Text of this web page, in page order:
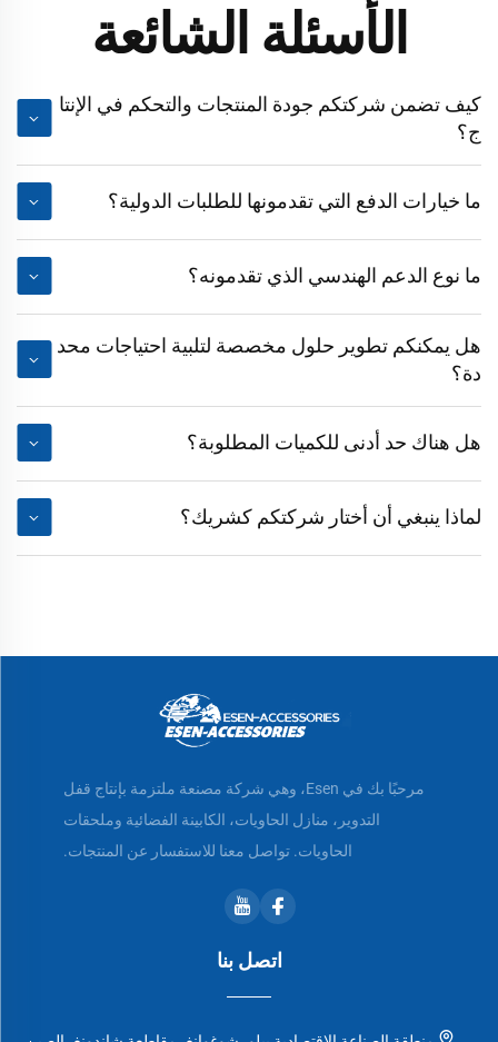
الأسئلة الشائعة
كيف تضمن شركتكم جودة المنتجات والتحكم في الإنتا
ج؟
ما خيارات الدفع التي تقدمونها للطلبات الدولية؟
ما نوع الدعم الهندسي الذي تقدمونه؟
هل يمكنكم تطوير حلول مخصصة لتلبية احتياجات محد
دة؟
هل هناك حد أدنى للكميات المطلوبة؟
لماذا ينبغي أن أختار شركتكم كشريك؟
مرحبًا بك في Esen، وهي شركة مصنعة ملتزمة بإنتاج قفل
التدوير، منازل الحاويات، الكابينة الفضائية وملحقات
الحاويات. تواصل معنا للاستفسار عن المنتجات.
اتصل بنا